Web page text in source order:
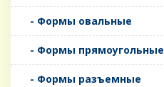
- Формы овальные
- Формы прямоугольные
- Формы разъемные